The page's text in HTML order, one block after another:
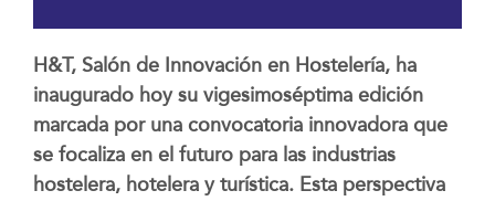
H&T, Salón de Innovación en Hostelería, ha
inaugurado hoy su vigesimoséptima edición
marcada por una convocatoria innovadora que
se focaliza en el futuro para las industrias
hostelera, hotelera y turística. Esta perspectiva